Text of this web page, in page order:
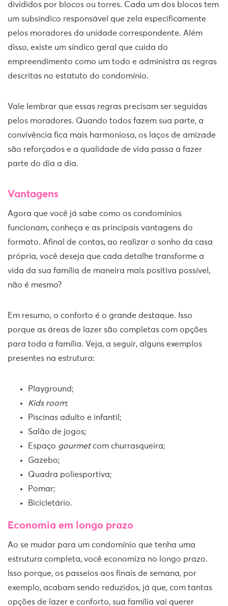
divididos por blocos ou torres. Cada um dos blocos tem
um subsíndico responsável que zela especificamente
pelos moradores da unidade correspondente. Além
disso, existe um síndico geral que cuida do
empreendimento como um todo e administra as regras
descritas no estatuto do condomínio.
Vale lembrar que essas regras precisam ser seguidas
pelos moradores. Quando todos fazem sua parte, a
convivência fica mais harmoniosa, os laços de amizade
são reforçados e a qualidade de vida passa a fazer
parte do dia a dia.
Vantagens
Agora que você já sabe como os condomínios
funcionam, conheça e as principais vantagens do
formato. Afinal de contas, ao realizar o sonho da casa
própria, você deseja que cada detalhe transforme a
vida da sua família de maneira mais positiva possível,
não é mesmo?
Em resumo, o conforto é o grande destaque. Isso
porque as áreas de lazer são completas com opções
para toda a família. Veja, a seguir, alguns exemplos
presentes na estrutura:
Playground;
Kids room;
Piscinas adulto e infantil;
Salão de jogos;
Espaço gourmetcom churrasqueira;
Gazebo;
Quadra poliesportiva;
Pomar;
Bicicletário.
Economia em longo prazo
Ao se mudar para um condomínio que tenha uma
estrutura completa, você economiza no longo prazo.
Isso porque, os passeios aos finais de semana, por
exemplo, acabam sendo reduzidos, já que, com tantas
opções de lazer e conforto, sua família vai querer